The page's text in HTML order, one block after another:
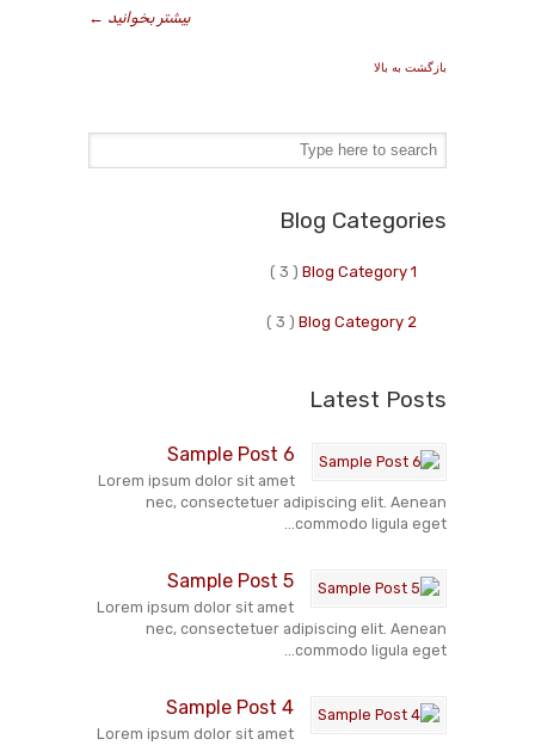
بیشتر بخوانید ←
بازگشت به بالا
Blog Categories
Blog Category 1
( 3 )
Blog Category 2
( 3 )
Latest Posts
Sample Post 6
Lorem ipsum dolor sit amet
nec, consectetuer adipiscing elit. Aenean
commodo ligula eget...
Sample Post 5
Lorem ipsum dolor sit amet
nec, consectetuer adipiscing elit. Aenean
commodo ligula eget...
Sample Post 4
Lorem ipsum dolor sit amet